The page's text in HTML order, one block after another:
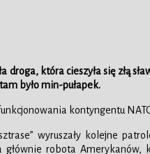
która cieszyła się złą
było min-pułapek.
kontyngentu
wyruszały kolejne
głównie robota